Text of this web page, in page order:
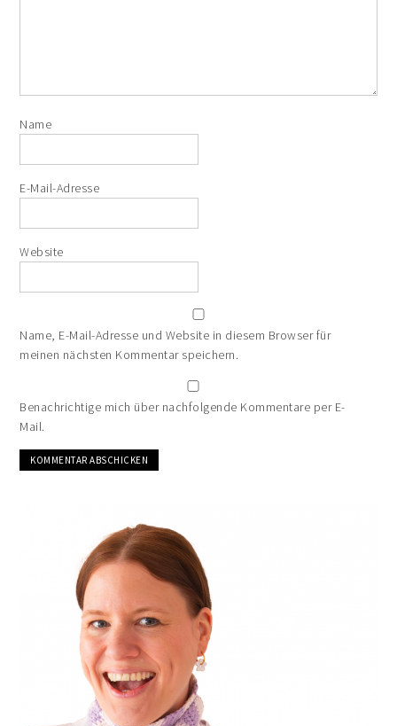
Name
E-Mail-Adresse
Website
Name, E-Mail-Adresse und Website in diesem Browser für
meinen nächsten Kommentar speichern.
Benachrichtige mich über nachfolgende Kommentare per E-
Mail.